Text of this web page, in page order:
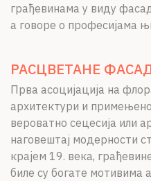
грађевинама у виду
а говоре о професијама
РАСЦВЕТАНЕ
Прва асоцијација на
архитектури и
вероватно сецесија или
наговештај модерности
крајем 19. века,
биле су богате мотивима